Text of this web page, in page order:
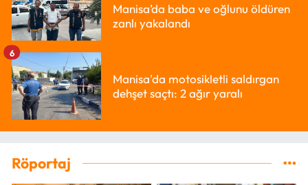
Manisa’da baba ve oğlunu öldüren
zanlı yakalandı
Manisa'da motosikletli saldırgan
dehşet saçtı: 2 ağır yaralı
6
Röportaj